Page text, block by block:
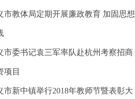
市教体局定期开展廉政教育 加固思想
市委书记袁三军率队赴杭州考察招商
项目
市新中镇举行2018年教师节暨表彰大